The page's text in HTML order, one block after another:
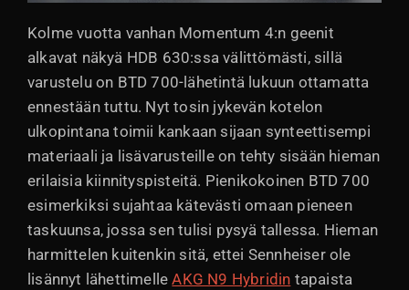
Kolme vuotta vanhan Momentum 4:n geenit
alkavat näkyä HDB 630:ssa välittömästi, sillä
varustelu on BTD 700-lähetintä lukuun ottamatta
ennestään tuttu. Nyt tosin jykevän kotelon
ulkopintana toimii kankaan sijaan synteettisempi
materiaali ja lisävarusteille on tehty sisään hieman
erilaisia kiinnityspisteitä. Pienikokoinen BTD 700
esimerkiksi sujahtaa kätevästi omaan pieneen
taskuunsa, jossa sen tulisi pysyä tallessa. Hieman
harmittelen kuitenkin sitä, ettei Sennheiser ole
lisännyt lähettimelleAKG N9 Hybridin tapaista